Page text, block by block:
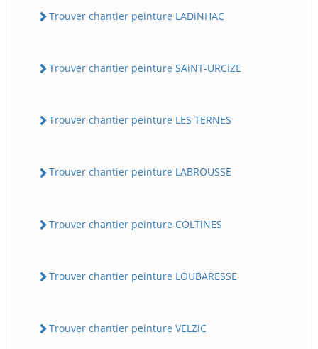
Trouver chantier peinture LADiNHAC
Trouver chantier peinture SAiNT-URCiZE
Trouver chantier peinture LES TERNES
Trouver chantier peinture LABROUSSE
Trouver chantier peinture COLTiNES
Trouver chantier peinture LOUBARESSE
Trouver chantier peinture VELZiC